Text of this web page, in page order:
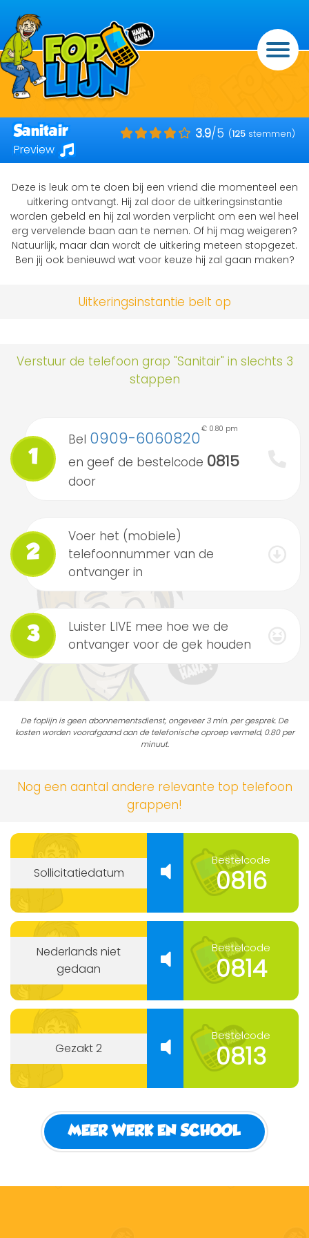
Sanitair 3.9/5 (125 stemmen)
Preview
Deze is leuk om te doen bij een vriend die momenteel een
uitkering ontvangt. Hij zal door de uitkeringsinstantie
worden gebeld en hij zal worden verplicht om een wel heel
erg vervelende baan aan te nemen. Of hij mag weigeren?
Natuurlijk, maar dan wordt de uitkering meteen stopgezet.
Ben jij ook benieuwd wat voor keuze hij zal gaan maken?
Uitkeringsinstantie belt op
Verstuur de telefoon grap "Sanitair" in slechts 3
stappen
1
Bel 0909-6060820€ 0.80 pm
en geef de bestelcode 0815
door
2
Voer het (mobiele)
telefoonnummer van de
ontvanger in
3
Luister LIVE mee hoe we de
ontvanger voor de gek houden
De foplijn is geen abonnementsdienst, ongeveer 3 min. per gesprek. De
kosten worden voorafgaand aan de telefonische oproep vermeld, 0.80 per
minuut.
Nog een aantal andere relevante top telefoon
grappen!
Sollicitatiedatum
Bestelcode
0816
Nederlands niet
gedaan
Bestelcode
0814
Gezakt 2
Bestelcode
0813
MEER WERK EN SCHOOL